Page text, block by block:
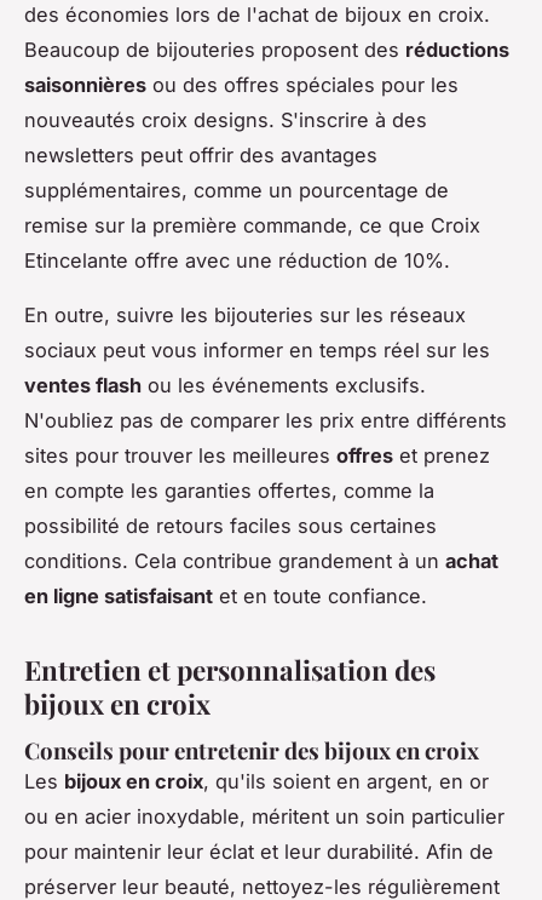
des économies lors de l'achat de bijoux en croix.
Beaucoup de bijouteries proposent des réductions
saisonnières ou des offres spéciales pour les
nouveautés croix designs. S'inscrire à des
newsletters peut offrir des avantages
supplémentaires, comme un pourcentage de
remise sur la première commande, ce que Croix
Etincelante offre avec une réduction de 10%.
En outre, suivre les bijouteries sur les réseaux
sociaux peut vous informer en temps réel sur les
ventes flash ou les événements exclusifs.
N'oubliez pas de comparer les prix entre différents
sites pour trouver les meilleures offres et prenez
en compte les garanties offertes, comme la
possibilité de retours faciles sous certaines
conditions. Cela contribue grandement à un achat
en ligne satisfaisant et en toute confiance.
Entretien et personnalisation des
bijoux en croix
Conseils pour entretenir des bijoux en croix
Les bijoux en croix, qu'ils soient en argent, en or
ou en acier inoxydable, méritent un soin particulier
pour maintenir leur éclat et leur durabilité. Afin de
préserver leur beauté, nettoyez-les régulièrement